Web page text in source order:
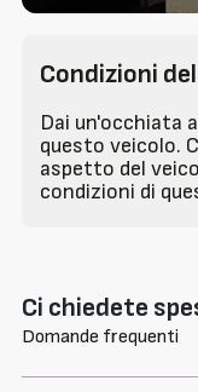
Condizioni
Dai un'occhiata
questo veicolo.
aspetto del
condizioni di
Ci chiedete
Domande frequenti